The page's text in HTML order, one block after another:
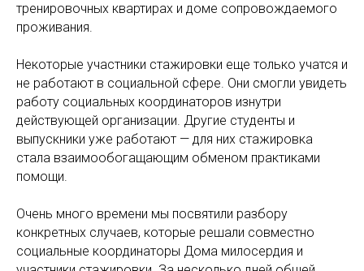
тренировочных квартирах и доме сопровождаемого
проживания.
Некоторые участники стажировки еще только учатся и
не работают в социальной сфере. Они смогли увидеть
работу социальных координаторов изнутри
действующей организации. Другие студенты и
выпускники уже работают — для них стажировка
стала взаимообогащающим обменом практиками
помощи.
Очень много времени мы посвятили разбору
конкретных случаев, которые решали совместно
социальные координаторы Дома милосердия и